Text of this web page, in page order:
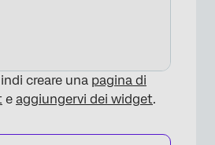
creare una pagina di
e aggiungervi dei widget.